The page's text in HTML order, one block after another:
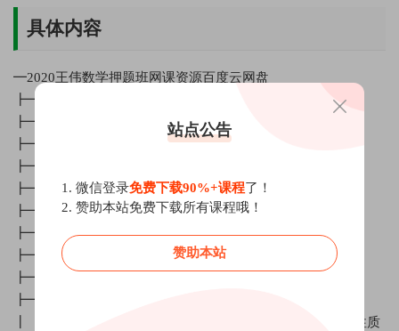
具体内容
━2020王伟数学押题班网课资源百度云网盘
┣━01.面对高考延期，我该怎么办？.mp4
┣━02.临考叮咛之回归课本（1）.mp4
┣━03.临考叮咛之回归课本（2）.mp4
┣━04.考前回归课本（3）.mp4
┣━05.考前回归课本 (3).mp4
┣━06.王伟预测点题班（1）.mp4
┣━07.王伟考前预测点题串讲（2）.mp4
┣━08. 考前预测考点3 .mp4
┣━09.考前回归课本（4）.mp4
┣━讲义资料
┃ ┣━【临考叮咛之回归课本(1)——指对幂函数的图像与性质
站点公告
1. 微信登录免费下载90%+课程了！
2. 赞助本站免费下载所有课程哦！
赞助本站